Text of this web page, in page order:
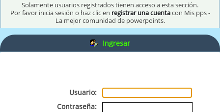
Solamente usuarios registrados tienen acceso a esta sección.
Por favor inicia sesión o haz clic en registrar una cuentacon Mis pps -
La mejor comunidad de powerpoints.
Ingresar
Usuario:
Contraseña: